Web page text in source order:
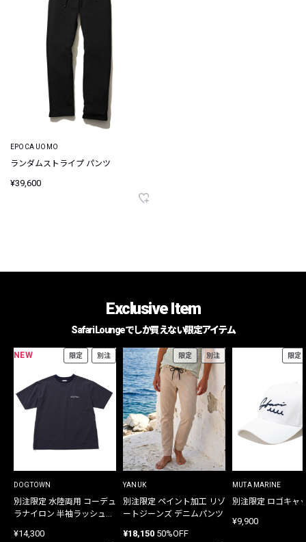
EPOCA UOMO
ランダムストライプ パンツ
¥39,600
Exclusive Item
Safari Loungeでしか買えない限定アイテム
NEW 限定 別注
DOGTOWN
別注限定 水陸両用 コーデュ
ラナイロン 半袖ラッシュガ
¥14,300
限定 別注
YANUK
別注限定 ペイント加工 リゾ
ートジーンズ デニムパンツ
¥18,150 50%OFF
限定
MUTA MARINE
別注限定 ロゴキャ
¥9,900